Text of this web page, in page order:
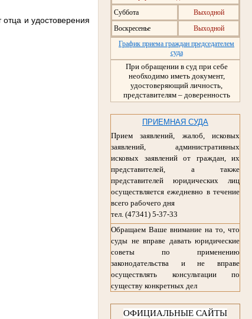
Суббота
Выходной
Воскресенье
Выходной
График приема граждан председателем
суда
При обращении в суд при себе
необходимо иметь документ,
удостоверяющий личность,
представителям – доверенность
ПРИЕМНАЯ СУДА
Прием заявлений, жалоб, исковых
заявлений, административных
исковых заявлений от граждан, их
представителей, а также
представителей юридических лиц
осуществляется ежедневно в течение
всего рабочего дня
тел. (47341) 5-37-33
Обращаем Ваше внимание на то, что
суды не вправе давать юридические
советы по применению
законодательства и не вправе
осуществлять консультации по
существу конкретных дел
ОФИЦИАЛЬНЫЕ САЙТЫ
и удостоверения